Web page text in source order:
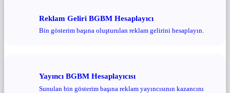
Reklam Geliri BGBM Hesaplayıcı
Bin gösterim başına oluşturulan reklam gelirini hesaplayın.
Yayıncı BGBM Hesaplayıcısı
Sunulan bin gösterim başına reklam yayıncısının kazancını